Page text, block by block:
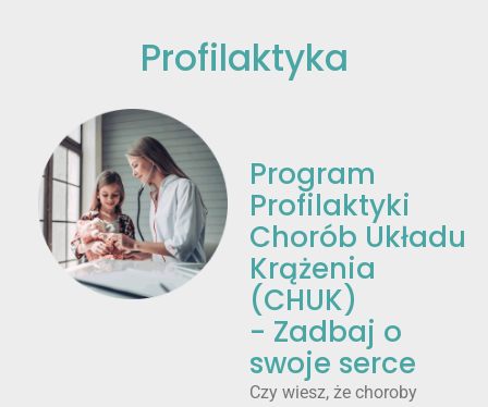
Profilaktyka
Program
Profilaktyki
Chorób Układu
Krążenia
(CHUK)
- Zadbaj o
swoje serce
Czy wiesz, że choroby